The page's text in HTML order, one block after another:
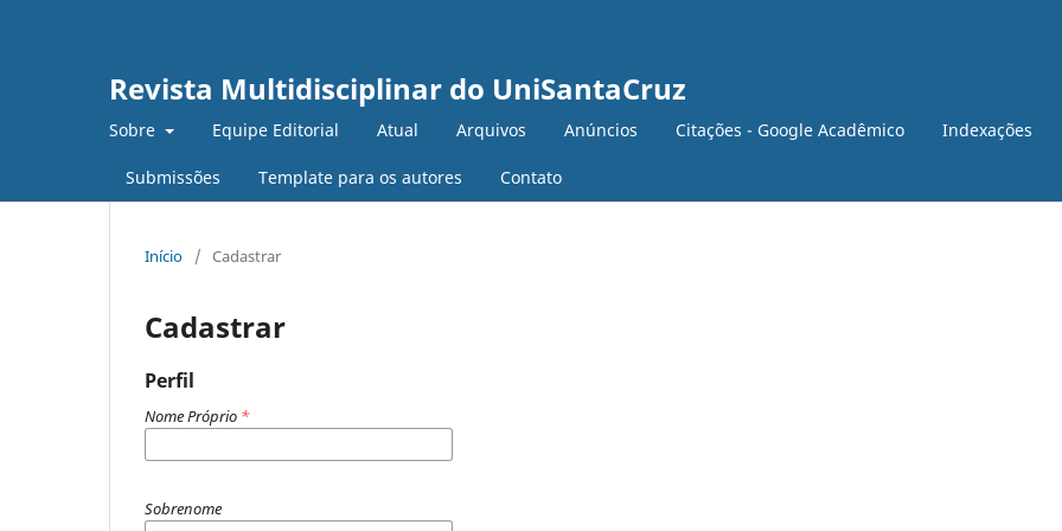
Revista Multidisciplinar do UniSantaCruz
Sobre Equipe Editorial Atual Arquivos Anúncios Citações - Google Acadêmico Indexações
Submissões Template para os autores Contato
Início / Cadastrar
Cadastrar
Perfil
Nome Próprio *
Sobrenome